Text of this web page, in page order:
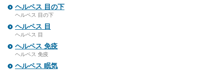
ヘルペス 目の下
ヘルペス 目の下
ヘルペス 目
ヘルペス 目
ヘルペス 免疫
ヘルペス 免疫
ヘルペス 眠気